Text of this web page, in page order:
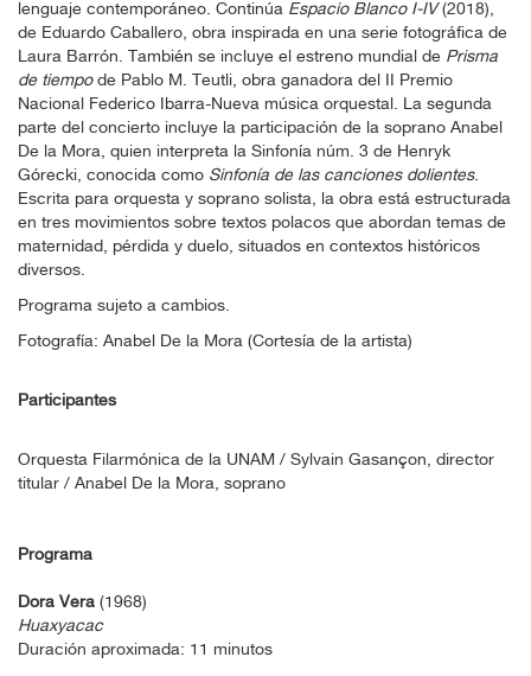
lenguaje contemporáneo. Continúa Espacio Blanco I-IV(2018),
de Eduardo Caballero, obra inspirada en una serie fotográfica de
Laura Barrón. También se incluye el estreno mundial de Prisma
de tiempo de Pablo M. Teutli, obra ganadora del II Premio
Nacional Federico Ibarra-Nueva música orquestal. La segunda
parte del concierto incluye la participación de la soprano Anabel
De la Mora, quien interpreta la Sinfonía núm. 3 de Henryk
Górecki, conocida como Sinfonía de las canciones dolientes.
Escrita para orquesta y soprano solista, la obra está estructurada
en tres movimientos sobre textos polacos que abordan temas de
maternidad, pérdida y duelo, situados en contextos históricos
diversos.
Programa sujeto a cambios.
Fotografía: Anabel De la Mora (Cortesía de la artista)
Participantes
Orquesta Filarmónica de la UNAM / Sylvain Gasançon, director
titular / Anabel De la Mora, soprano
Programa
Dora Vera (1968)
Huaxyacac
Duración aproximada: 11 minutos